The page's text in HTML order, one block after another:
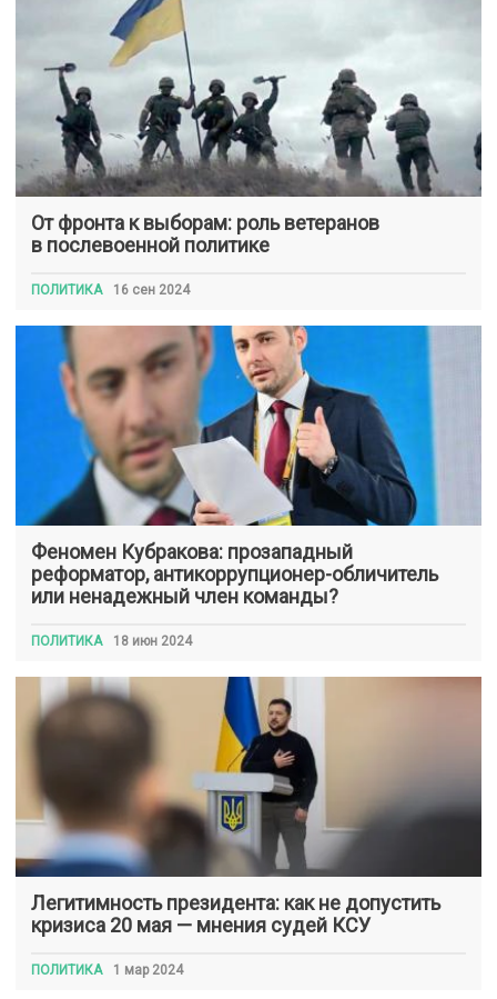
От фронта к выборам: роль ветеранов
в послевоенной политике
ПОЛИТИКА 16 сен 2024
Феномен Кубракова: прозападный
реформатор, антикоррупционер-обличитель
или ненадежный член команды?
ПОЛИТИКА 18 июн 2024
Легитимность президента: как не допустить
кризиса 20 мая — мнения судей КСУ
ПОЛИТИКА 1 мар 2024